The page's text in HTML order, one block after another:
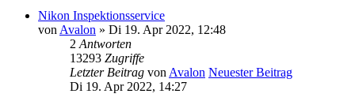
Nikon Inspektionsservice
von Avalon » Di 19. Apr 2022, 12:48
2 Antworten
13293 Zugriffe
Letzter Beitrag von Avalon Neuester Beitrag
Di 19. Apr 2022, 14:27